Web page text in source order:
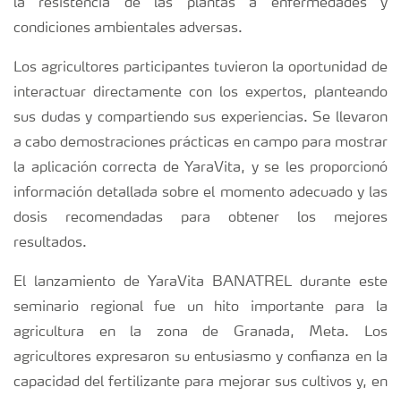
la resistencia de las plantas a enfermedades y
condiciones ambientales adversas.
Los agricultores participantes tuvieron la oportunidad de
interactuar directamente con los expertos, planteando
sus dudas y compartiendo sus experiencias. Se llevaron
a cabo demostraciones prácticas en campo para mostrar
la aplicación correcta de YaraVita, y se les proporcionó
información detallada sobre el momento adecuado y las
dosis recomendadas para obtener los mejores
resultados.
El lanzamiento de YaraVita BANATREL durante este
seminario regional fue un hito importante para la
agricultura en la zona de Granada, Meta. Los
agricultores expresaron su entusiasmo y confianza en la
capacidad del fertilizante para mejorar sus cultivos y, en